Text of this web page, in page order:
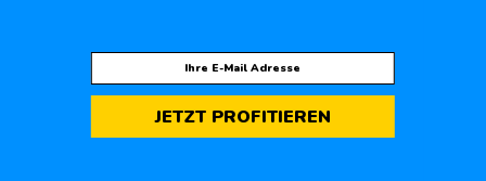
JETZT PROFITIEREN